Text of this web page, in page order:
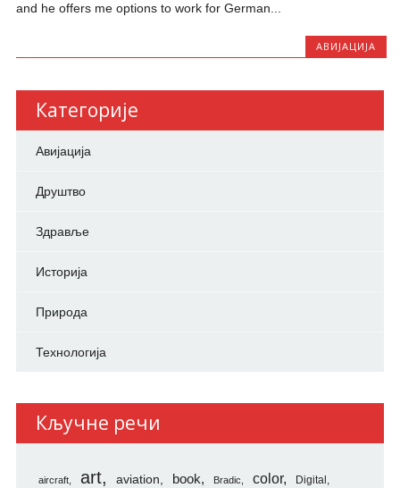
and he offers me options to work for German...
АВИЈАЦИЈА
Категорије
Авијација
Друштво
Здравље
Историја
Природа
Технологија
Кључне речи
aircraft art aviation book Bradic color Digital